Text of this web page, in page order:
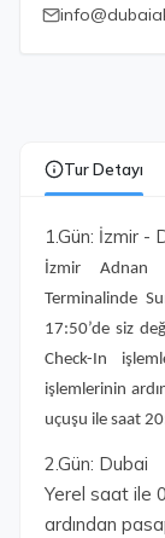
Tur Detayı
1.Gün: İzmir -
İzmir Adnan
Terminalinde
17:50’de siz
Check-In
işlemlerinin
uçuşu ile saat
2.Gün: Dubai
Yerel saat ile
ardından